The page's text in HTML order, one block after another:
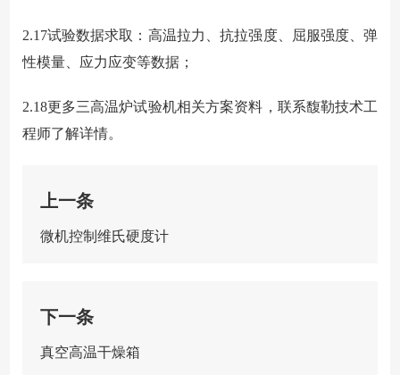
2.17试验数据求取：高温拉力、抗拉强度、屈服强度、弹
性模量、应力应变等数据；
2.18更多三高温炉试验机相关方案资料，联系馥勒技术工
程师了解详情。
上一条
微机控制维氏硬度计
下一条
真空高温干燥箱